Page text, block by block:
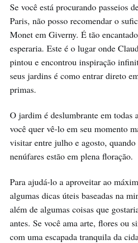
Se você está procurando passeios
Paris, não posso recomendar o
Monet em Giverny. É tão
esperaria. Este é o lugar onde
pintou e encontrou inspiração
seus jardins é como entrar direto
primas.
O jardim é deslumbrante em todas
você quer vê-lo em seu momento
visitar entre julho e agosto, quando
nenúfares estão em plena floração.
Para ajudá-lo a aproveitar ao
algumas dicas úteis baseadas na
além de algumas coisas que
antes. Se você ama arte, flores ou
com uma escapada tranquila da